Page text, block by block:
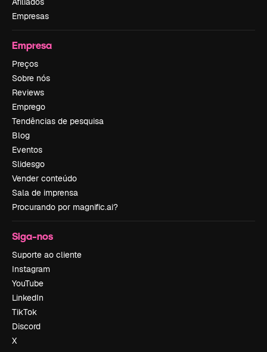
Empresas
Empresa
Preços
Sobre nós
Reviews
Emprego
Tendências de pesquisa
Blog
Eventos
Slidesgo
Vender conteúdo
Sala de imprensa
Procurando por magnific.ai?
Siga-nos
Suporte ao cliente
Instagram
YouTube
LinkedIn
TikTok
Discord
X